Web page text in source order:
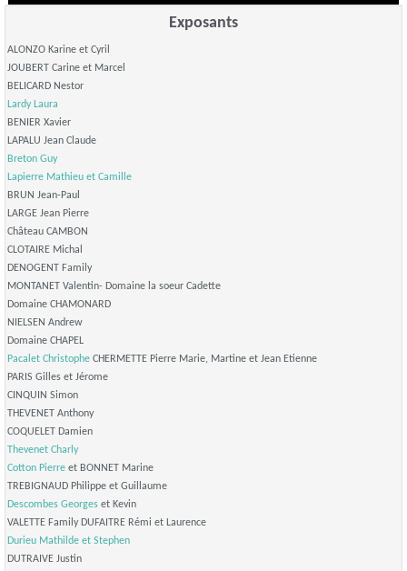
Exposants
ALONZO Karine et Cyril
JOUBERT Carine et Marcel
BELICARD Nestor
Lardy Laura
BENIER Xavier
LAPALU Jean Claude
Breton Guy
Lapierre Mathieu et Camille
BRUN Jean-Paul
LARGE Jean Pierre
Château CAMBON
CLOTAIRE Michal
DENOGENT Family
MONTANET Valentin- Domaine la soeur Cadette
Domaine CHAMONARD
NIELSEN Andrew
Domaine CHAPEL
Pacalet Christophe CHERMETTE Pierre Marie, Martine et Jean Etienne
PARIS Gilles et Jérome
CINQUIN Simon
THEVENET Anthony
COQUELET Damien
Thevenet Charly
Cotton Pierre et BONNET Marine
TREBIGNAUD Philippe et Guillaume
Descombes Georges et Kevin
VALETTE Family DUFAITRE Rémi et Laurence
Durieu Mathilde et Stephen
DUTRAIVE Justin